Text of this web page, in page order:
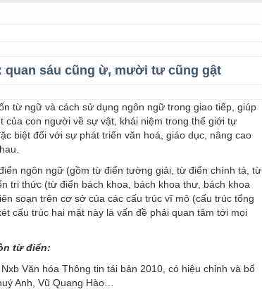
quan sáu cũng ừ, mười tư cũng gật
từ ngữ và cách sử dụng ngôn ngữ trong giao tiếp, giúp
của con người về sự vật, khái niệm trong thế giới tự
biệt đối với sự phát triển văn hoá, giáo dục, nâng cao
ngôn ngữ (gồm từ điển tường giải, từ điển chính tả, từ
tri thức (từ điển bách khoa, bách khoa thư, bách khoa
soạn trên cơ sở của các cấu trúc vĩ mô (cấu trúc tổng
cấu trúc hai mặt này là vấn đề phải quan tâm tới mọi
từ điển:
Văn hóa Thông tin tái bản 2010, có hiệu chỉnh và bổ
Anh, Vũ Quang Hào…